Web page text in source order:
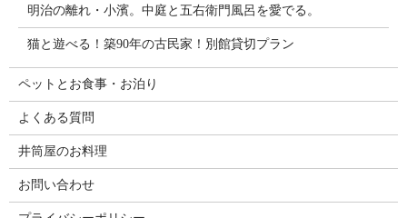
明治の離れ・小濱。中庭と五右衛門風呂を愛でる。
猫と遊べる！築90年の古民家！別館貸切プラン
ペットとお食事・お泊り
よくある質問
井筒屋のお料理
お問い合わせ